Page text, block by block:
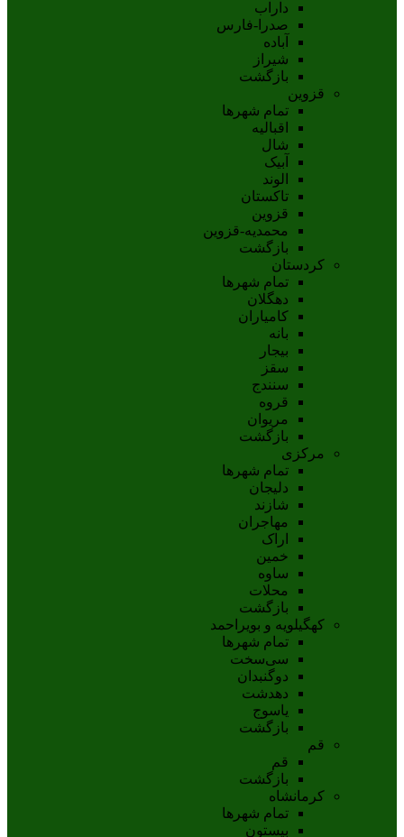
داراب
صدرا-فارس
آباده
شيراز
بازگشت
قزوین
تمام شهر‌ها
اقبالیه
شال
آبيک
الوند
تاکستان
قزوين
محمديه-قزوين
بازگشت
کردستان
تمام شهر‌ها
دهگلان
کامیاران
بانه
بيجار
سقز
سنندج
قروه
مريوان
بازگشت
مرکزی
تمام شهر‌ها
دلیجان
شازند
مهاجران
اراک
خمين
ساوه
محلات
بازگشت
کهگیلویه و بویراحمد
تمام شهر‌ها
سی‌سخت
دوگنبدان
دهدشت
ياسوج
بازگشت
قم
قم
بازگشت
کرمانشاه
تمام شهر‌ها
بیستون